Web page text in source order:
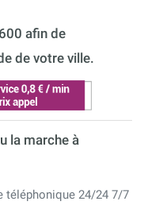
afin de
de votre ville.
la marche à
téléphonique 24/24 7/7